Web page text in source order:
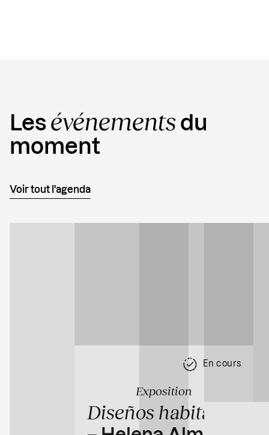
Les événements du
moment
Voir tout l'agenda
En cours
Exposition
Diseños habitados